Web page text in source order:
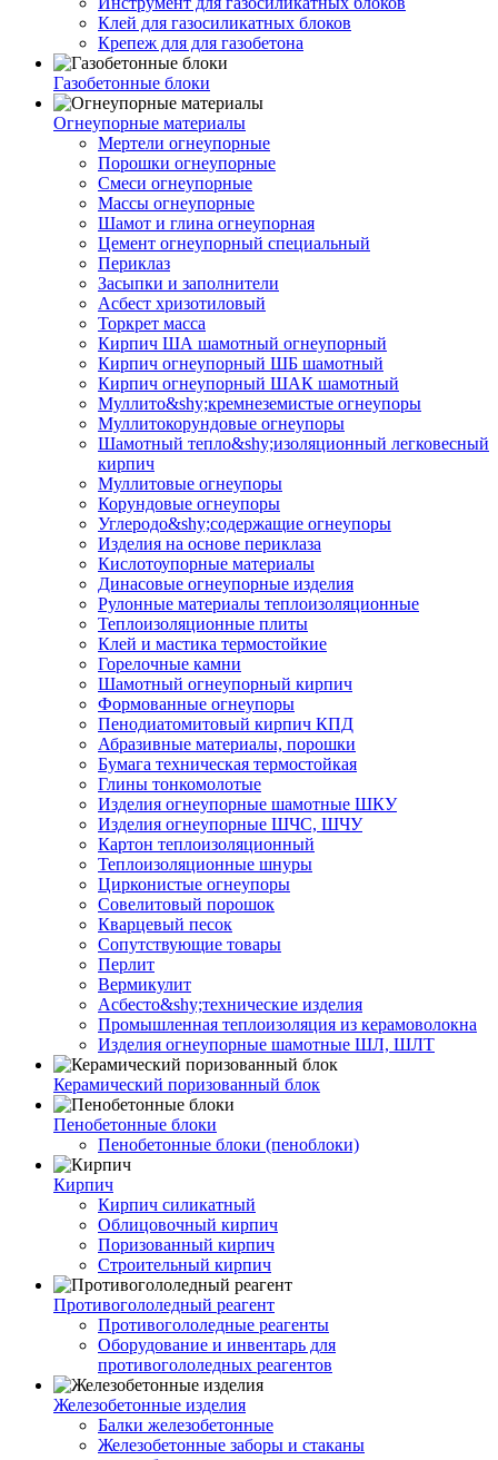
Клей для газосиликатных блоков
Крепеж для для газобетона
Газобетонные блоки
Огнеупорные материалы
Мертели огнеупорные
Порошки огнеупорные
Смеси огнеупорные
Массы огнеупорные
Шамот и глина огнеупорная
Цемент огнеупорный специальный
Периклаз
Засыпки и заполнители
Асбест хризотиловый
Торкрет масса
Кирпич ША шамотный огнеупорный
Кирпич огнеупорный ШБ шамотный
Кирпич огнеупорный ШАК шамотный
Муллито&shy;­кремнеземистые огнеупоры
Муллито­корундовые огнеупоры
Шамотный тепло&shy;изоляционный легковесный
кирпич
Муллитовые огнеупоры
Корундовые огнеупоры
Углеродо&shy;содержащие огнеупоры
Изделия на основе периклаза
Кислотоупорные материалы
Динасовые огнеупорные изделия
Рулонные материалы теплоизоляционные
Тепло­изоляционные плиты
Клей и мастика термостойкие
Горелочные камни
Шамотный огнеупорный кирпич
Формованные огнеупоры
Пенодиатомитовый кирпич КПД
Абразивные материалы, порошки
Бумага техническая термостойкая
Глины тонкомолотые
Изделия огнеупорные шамотные ШКУ
Изделия огнеупорные ШЧС, ШЧУ
Картон теплоизоляционный
Теплоизоляционные шнуры
Цирконистые огнеупоры
Совелитовый порошок
Кварцевый песок
Сопутствующие товары
Перлит
Вермикулит
Асбесто&shy;технические изделия
Промышленная теплоизоляция из керамоволокна
Изделия огнеупорные шамотные ШЛ, ШЛТ
Керамический поризованный блок
Пенобетонные блоки
Пенобетонные блоки (пеноблоки)
Кирпич
Кирпич силикатный
Облицовочный кирпич
Поризованный кирпич
Строительный кирпич
Противогололедный реагент
Противогололедные реагенты
Оборудование и инвентарь для
противогололедных реагентов
Железобетонные изделия
Балки железобетонные
Железобетонные заборы и стаканы